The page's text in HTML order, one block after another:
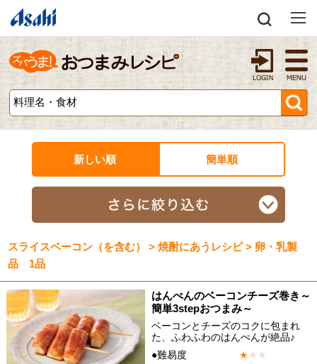
新しい順 簡単順
スライスベーコン（を含む） > 焼酎にあうレシピ > 卵・乳製
品 1品
はんぺんのベーコンチーズ巻き～
簡単3stepおつまみ～
ベーコンとチーズのコクに包まれ
た、ふわふわのはんぺんが絶品♪
●難易度
★★ ★